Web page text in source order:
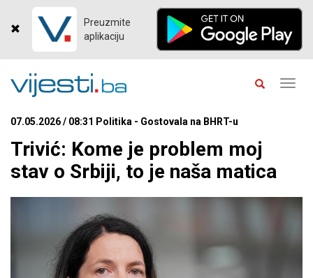
Preuzmite
aplikaciju
07.05.2026 / 08:31 Politika - Gostovala na BHRT-u
Trivić: Kome je problem moj
stav o Srbiji, to je naša matica